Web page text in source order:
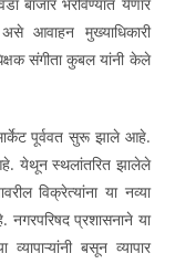
आवाहन मुख्याधिकारी
संगीता कुबल यांनी केले
पूर्ववत सुरू झाले आहे.
येथून स्थलांतरित झालेले
विक्रेत्यांना या नव्या
नगरपरिषद प्रशासनाने या
बसून व्यापार